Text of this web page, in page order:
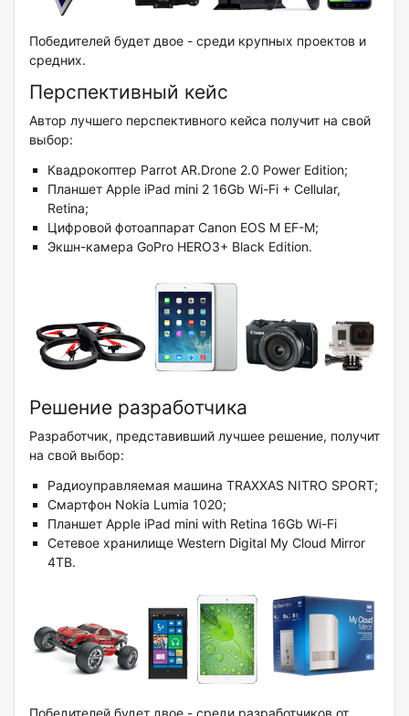
Победителей будет двое - среди крупных проектов и
средних.
Перспективный кейс
Автор лучшего перспективного кейса получит на свой
выбор:
Квадрокоптер Parrot AR.Drone 2.0 Power Edition;
Планшет Apple iPad mini 2 16Gb Wi-Fi + Cellular,
Retina;
Цифровой фотоаппарат Canon EOS M EF-M;
Экшн-камера GoPro HERO3+ Black Edition.
Решение разработчика
Разработчик, представивший лучшее решение, получит
на свой выбор:
Радиоуправляемая машина TRAXXAS NITRO SPORT;
Смартфон Nokia Lumia 1020;
Планшет Apple iPad mini with Retina 16Gb Wi-Fi
Сетевое хранилище Western Digital My Cloud Mirror
4TB.
Победителей будет двое - среди разработчиков от